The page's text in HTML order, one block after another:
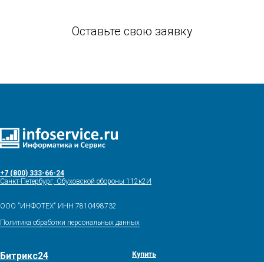
Оставьте свою заявку
+7 (800) 333-66-24
Санкт-Петербург, Обуховской обороны 112к2И
ООО "ИНФОТЕХ" ИНН 7810498732
Политика обработки персональных данных
Битрикс24 Купить